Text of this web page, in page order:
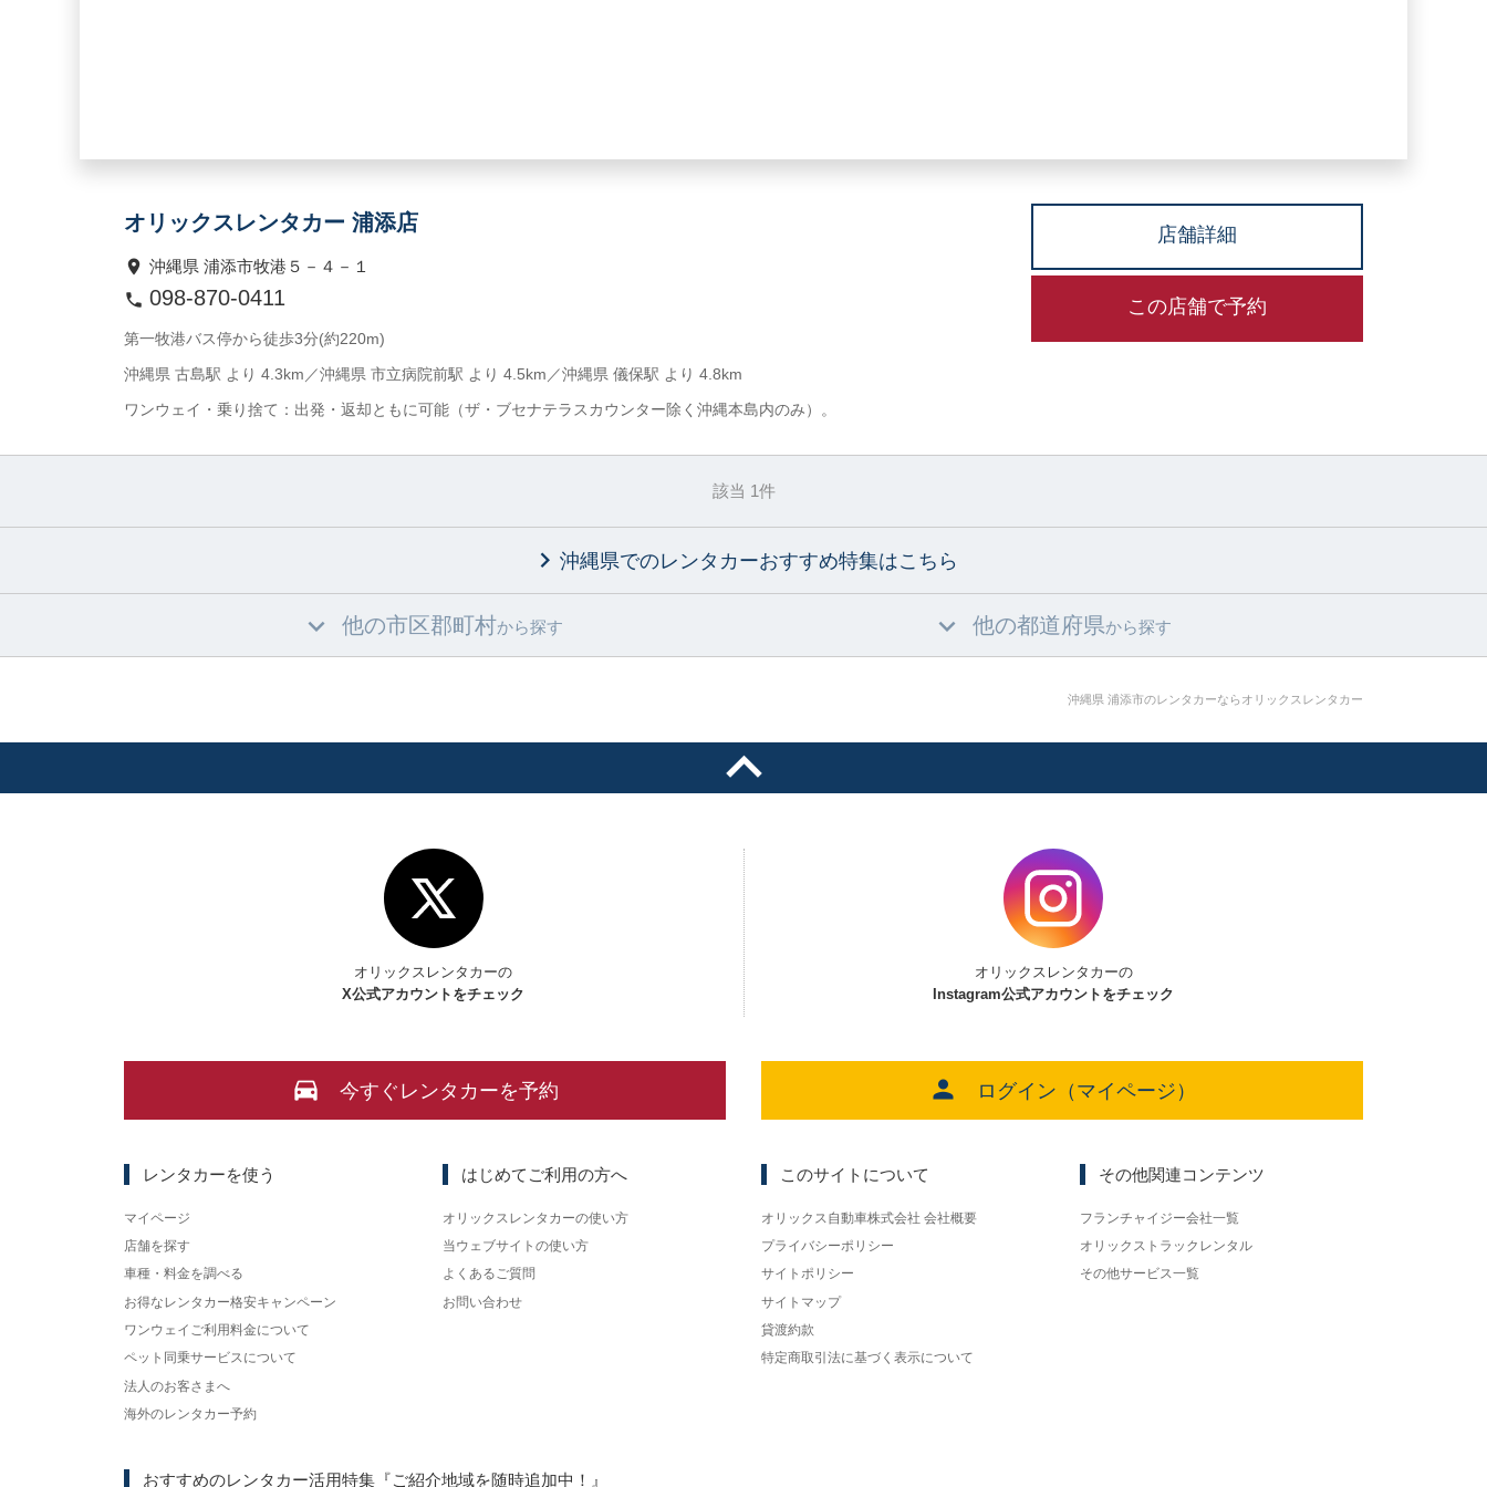
オリックスレンタカー 浦添店
沖縄県 浦添市牧港５－４－１
098-870-0411
第一牧港バス停から徒歩3分(約220m)
沖縄県 古島駅 より 4.3km／沖縄県 市立病院前駅 より 4.5km／沖縄県 儀保駅 より 4.8km
ワンウェイ・乗り捨て：出発・返却ともに可能（ザ・ブセナテラスカウンター除く沖縄本島内のみ）。
店舗詳細
この店舗で予約
該当 1件
沖縄県でのレンタカーおすすめ特集はこちら
他の市区郡町村から探す 他の都道府県から探す
沖縄県 浦添市のレンタカーならオリックスレンタカー
オリックスレンタカーの
X公式アカウントをチェック
オリックスレンタカーの
Instagram公式アカウントをチェック
今すぐレンタカーを予約 ログイン（マイページ）
レンタカーを使う
マイページ
店舗を探す
車種・料金を調べる
お得なレンタカー格安キャンペーン
ワンウェイご利用料金について
ペット同乗サービスについて
法人のお客さまへ
海外のレンタカー予約
はじめてご利用の方へ
オリックスレンタカーの使い方
当ウェブサイトの使い方
よくあるご質問
お問い合わせ
このサイトについて
オリックス自動車株式会社 会社概要
プライバシーポリシー
サイトポリシー
サイトマップ
貸渡約款
特定商取引法に基づく表示について
その他関連コンテンツ
フランチャイジー会社一覧
オリックストラックレンタル
その他サービス一覧
おすすめのレンタカー活用特集 『ご紹介地域を随時追加中！』